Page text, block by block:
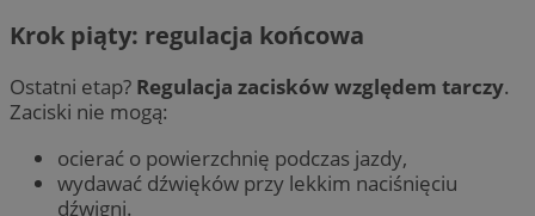
Krok piąty: regulacja końcowa
Ostatni etap? Regulacja zacisków względem tarczy.
Zaciski nie mogą:
ocierać o powierzchnię podczas jazdy,
wydawać dźwięków przy lekkim naciśnięciu
dźwigni.